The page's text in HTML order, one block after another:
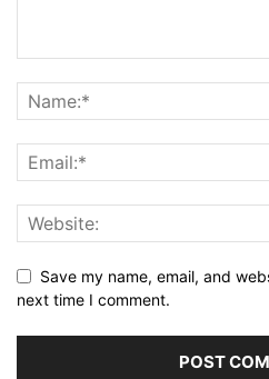
Save my name, email, and
next time I comment.